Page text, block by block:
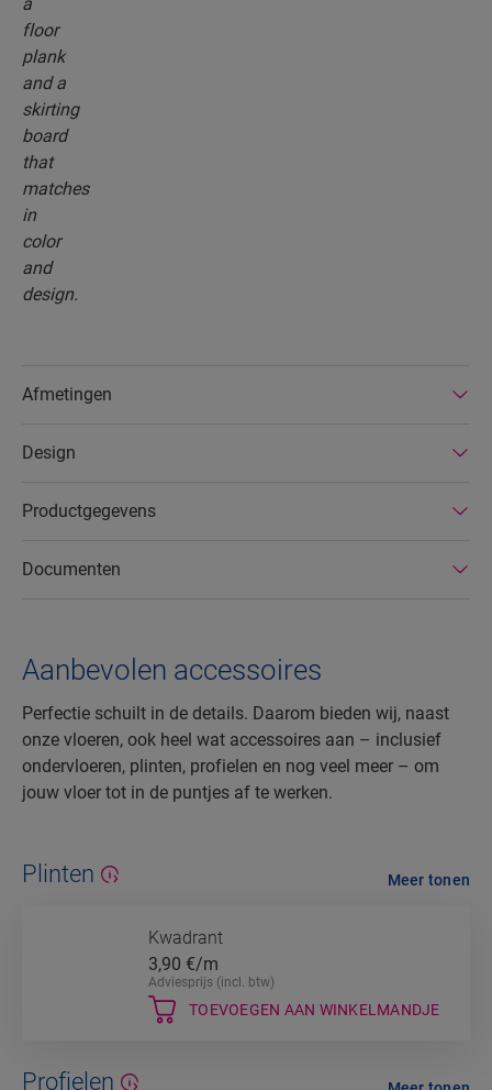
Afmetingen
Design
Productgegevens
Documenten
Aanbevolen accessoires
Perfectie schuilt in de details. Daarom bieden wij, naast
onze vloeren, ook heel wat accessoires aan – inclusief
ondervloeren, plinten, profielen en nog veel meer – om
jouw vloer tot in de puntjes af te werken.
Plinten
Kwadrant
3,90 €/m
Adviesprijs (incl. btw)
TOEVOEGEN AAN WINKELMANDJE
Meer tonen
Profielen